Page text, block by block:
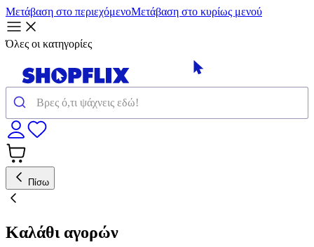
Μετάβαση στο περιεχόμενοΜετάβαση στο κυρίως μενού
Όλες οι κατηγορίες
Πίσω
Καλάθι αγορών